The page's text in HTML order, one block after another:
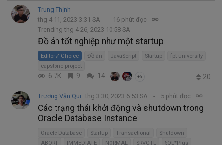
Trung Thịnh
thg 4 11, 2023 3:31 SA
16 phút đọc
Trending thg 4 26, 2023 10:58 SA
Đồ án tốt nghiệp như một startup
Editors' Choice Đồ án JavaScript Startup
fpt university
capstone project
6.7K 9 14 +6 20
Trương Văn Qui thg 3 30, 2023 6:53 SA 5 phút đọc
Các trạng thái khởi động và shutdown trong
Oracle Database Instance
Oracle Database Startup Transactional
Shutdown
ABORT
IMMEDIATE NORMAL SRVCTL
SQL*Plus